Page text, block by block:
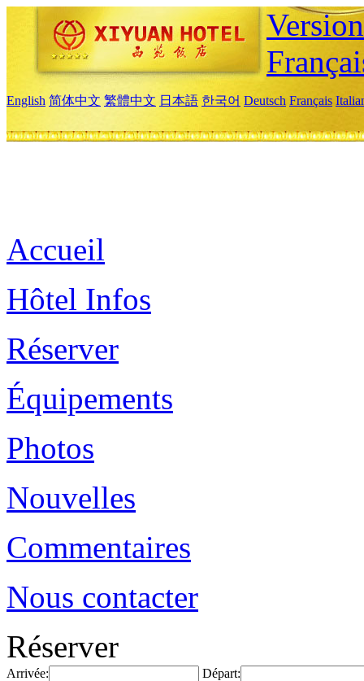
English 简体中文 繁體中文 日本語 한국어 Deutsch Français
Accueil
Hôtel Infos
Réserver
Équipements
Photos
Nouvelles
Commentaires
Nous contacter
Réserver
Arrivée: Départ: